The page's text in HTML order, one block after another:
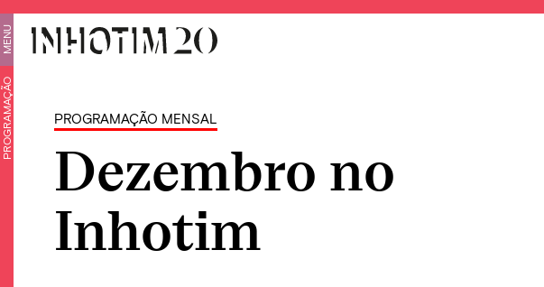
MENU
PROGRAMAÇÃO PROGRAMAÇÃO MENSAL
Dezembro no
Inhotim